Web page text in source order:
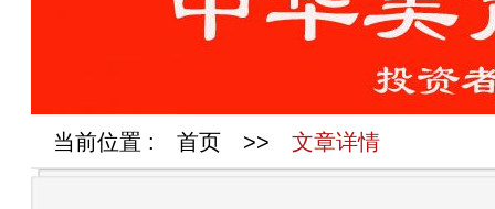
当前位置 : 首页 >> 文章详情